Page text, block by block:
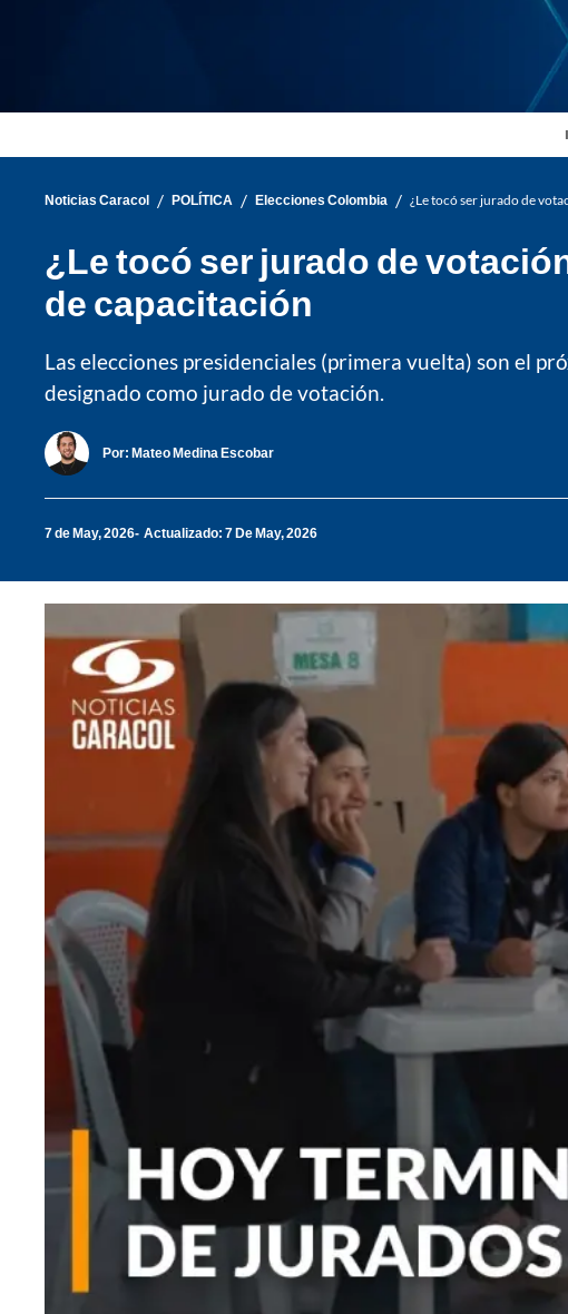
Noticias Caracol / POLÍTICA / Elecciones Colombia / ¿Le tocó ser jurado de
¿Le tocó ser jurado de
de capacitación
Las elecciones presidenciales (primera vuelta) son el
designado como jurado de votación.
Por: Mateo Medina Escobar
7 de May, 2026 Actualizado: 7 De May, 2026